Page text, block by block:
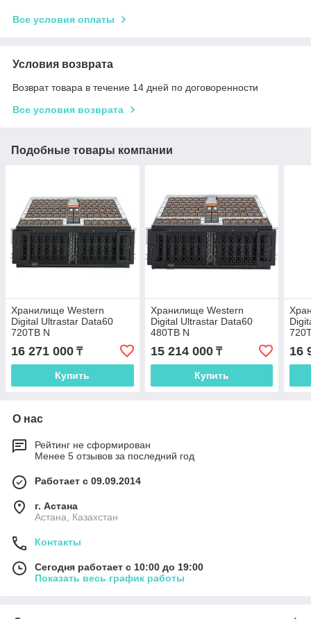
Все условия оплаты
Условия возврата
Возврат товара в течение 14 дней по договоренности
Все условия возврата
Подобные товары компании
Хранилище Western
Digital Ultrastar Data60
720TB N
16 271 000 ₸
Купить
Хранилище Western
Digital Ultrastar Data60
480TB N
15 214 000₸
Купить
16
О нас
Рейтинг не сформирован
Менее 5 отзывов за последний год
Работает с 09.09.2014
г. Астана
Астана, Казахстан
Контакты
Сегодня работает с 10:00 до 19:00
Показать весь график работы